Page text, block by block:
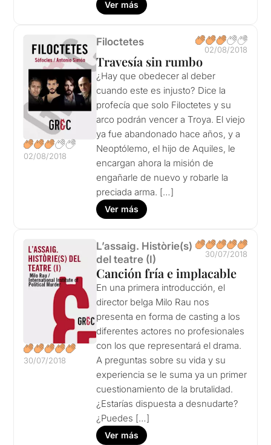
Ver más
02/08/2018
Filoctetes
02/08/2018
Travesía sin rumbo
¿Hay que obedecer al deber
cuando este es injusto? Dice la
profecía que solo Filoctetes y su
arco podrán vencer a Troya. El viejo
ya fue abandonado hace años, y a
Neoptólemo, el hijo de Aquiles, le
encargan ahora la misión de
engañarle de nuevo y robarle la
preciada arma. […]
Ver más
30/07/2018
L’assaig. Històrie(s)
del teatre (I)
30/07/2018
Canción fría e implacable
En una primera introducción, el
director belga Milo Rau nos
presenta en forma de casting a los
diferentes actores no profesionales
con los que representará el drama.
A preguntas sobre su vida y su
experiencia se le suma ya un primer
cuestionamiento de la brutalidad.
¿Estarías dispuesta a desnudarte?
¿Puedes […]
Ver más